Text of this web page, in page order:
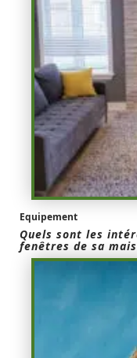
Equipement
Quels sont les
fenêtres de sa